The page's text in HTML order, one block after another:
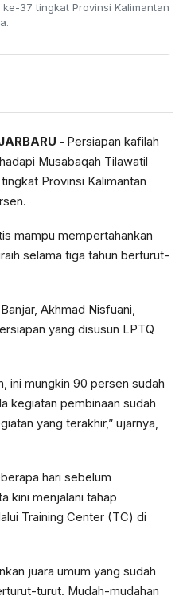
37 tingkat Provinsi Kalimantan
- Persiapan kafilah
Musabaqah Tilawatil
Provinsi Kalimantan
mampu mempertahankan
selama tiga tahun berturut-
Akhmad Nisfuani,
yang disusun LPTQ
ini mungkin 90 persen sudah
kegiatan pembinaan sudah
yang terakhir,” ujarnya,
hari sebelum
kini menjalani tahap
Training Center (TC) di
juara umum yang sudah
turut. Mudah-mudahan